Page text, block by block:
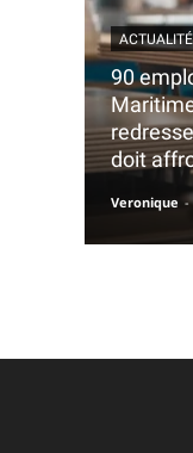
90
doit
Veronique -